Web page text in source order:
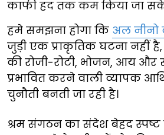
काफी हद तक कम किया जा
हमे समझना होगा कि अल
जुड़ी एक प्राकृतिक घटना नहीं
की रोजी-रोटी, भोजन, आय और
प्रभावित करने वाली व्यापक
चुनौती बनती जा रही है।
श्रम संगठन का संदेश बेहद स्पष्ट